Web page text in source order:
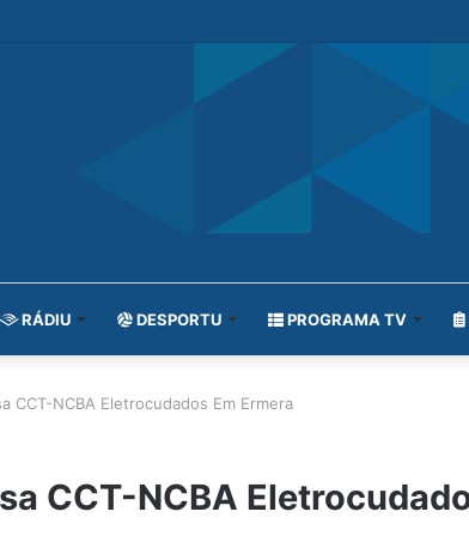
RÁDIU DESPORTU PROGRAMA TV
CCT-NCBA Eletrocudados Em Ermera
CCT-NCBA